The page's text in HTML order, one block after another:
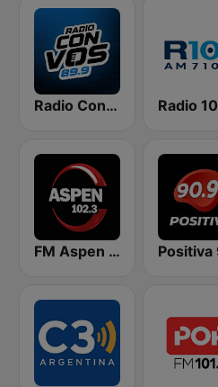
Radio Con Vos 89.9 Radio 10
FM Aspen 102.3